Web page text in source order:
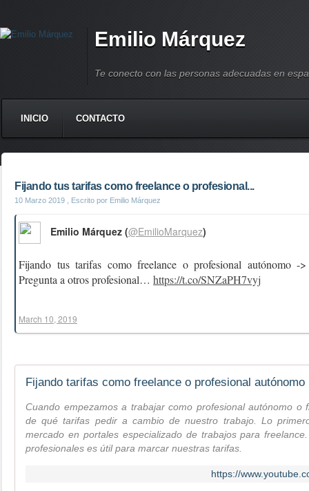
Emilio Márquez
Te conecto con las personas adecuadas en
INICIO CONTACTO
Fijando tus tarifas como freelance o profesional...
10 Marzo 2019 , Escrito por Emilio Márquez
Fijando tus tarifas como freelance o profesional autónomo -
Pregunta a otros profesional… https://t.co/SNZaPH7vyj
Emilio Márquez (@EmilioMarquez)
March 10, 2019
Fijando tarifas como freelance o profesional autónomo
Cuando empezamos a trabajar como profesional autónomo o
de qué tarifas pedir a cambio de nuestro trabajo. Lo
mercado en portales especializado de trabajos para
profesionales es útil para marcar nuestras tarifas.
https://